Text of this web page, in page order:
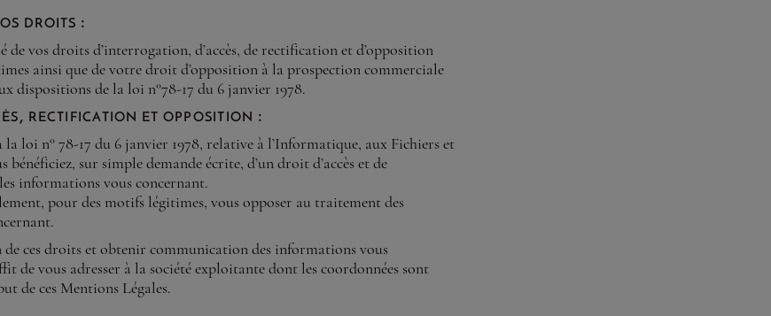
droits :
de vos droits d’interrogation, d’accès, de rectification et d’opposition
ainsi que de votre droit d’opposition à la prospection commerciale
dispositions de la loi n°78-17 du 6 janvier 1978.
rectification et opposition :
loi n° 78-17 du 6 janvier 1978, relative à l’Informatique, aux Fichiers et
bénéficiez, sur simple demande écrite, d’un droit d’accès et de
informations vous concernant.
pour des motifs légitimes, vous opposer au traitement des
de ces droits et obtenir communication des informations vous
de vous adresser à la société exploitante dont les coordonnées sont
de ces Mentions Légales.